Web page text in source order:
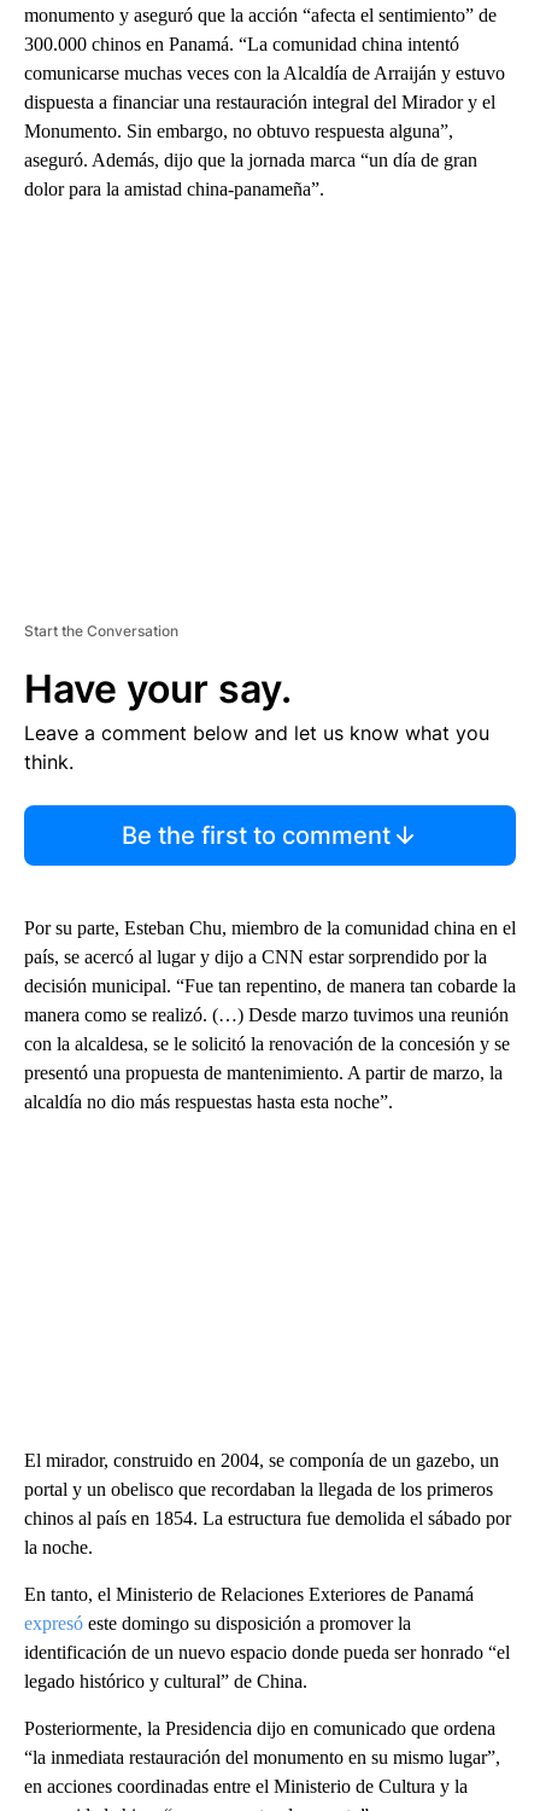
monumento y aseguró que la acción “afecta el sentimiento” de
300.000 chinos en Panamá. “La comunidad china intentó
comunicarse muchas veces con la Alcaldía de Arraiján y estuvo
dispuesta a financiar una restauración integral del Mirador y el
Monumento. Sin embargo, no obtuvo respuesta alguna”,
aseguró. Además, dijo que la jornada marca “un día de gran
dolor para la amistad china-panameña”.
Start the Conversation
Have your say.
Leave a comment below and let us know what you
think.
Be the first to comment
Por su parte, Esteban Chu, miembro de la comunidad china en el
país, se acercó al lugar y dijo a CNN estar sorprendido por la
decisión municipal. “Fue tan repentino, de manera tan cobarde la
manera como se realizó. (…) Desde marzo tuvimos una reunión
con la alcaldesa, se le solicitó la renovación de la concesión y se
presentó una propuesta de mantenimiento. A partir de marzo, la
alcaldía no dio más respuestas hasta esta noche”.
El mirador, construido en 2004, se componía de un gazebo, un
portal y un obelisco que recordaban la llegada de los primeros
chinos al país en 1854. La estructura fue demolida el sábado por
la noche.
En tanto, el Ministerio de Relaciones Exteriores de Panamá
expresó este domingo su disposición a promover la
identificación de un nuevo espacio donde pueda ser honrado “el
legado histórico y cultural” de China.
Posteriormente, la Presidencia dijo en comunicado que ordena
“la inmediata restauración del monumento en su mismo lugar”,
en acciones coordinadas entre el Ministerio de Cultura y la